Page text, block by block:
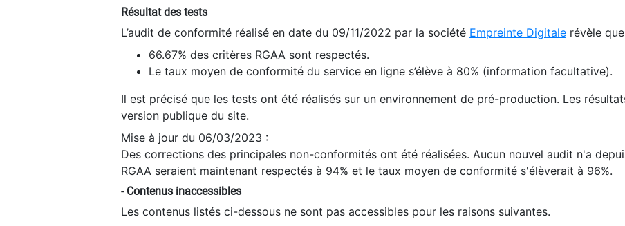
Résultat des tests
L’audit de conformité réalisé en date du 09/11/2022 par la société Empreinte Digitale révèle
66.67% des critères RGAA sont respectés.
Le taux moyen de conformité du service en ligne s’élève à 80% (information facultative).
Il est précisé que les tests ont été réalisés sur un environnement de pré-production. Les
version publique du site.
Mise à jour du 06/03/2023 :
Des corrections des principales non-conformités ont été réalisées. Aucun nouvel audit n'a
RGAA seraient maintenant respectés à 94% et le taux moyen de conformité s'élèverait à 96%.
- Contenus inaccessibles
Les contenus listés ci-dessous ne sont pas accessibles pour les raisons suivantes.